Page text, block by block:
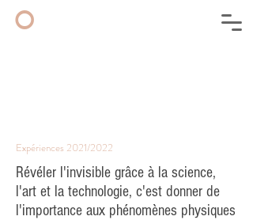
Expériences 2021/2022
Révéler l'invisible grâce à la science,
l'art et la technologie, c'est donner de
l'importance aux phénomènes physiques